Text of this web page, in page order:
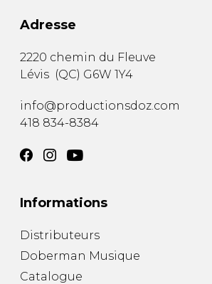
Adresse
2220 chemin du Fleuve
Lévis (QC) G6W 1Y4
info@productionsdoz.com
418 834-8384
Informations
Distributeurs
Doberman Musique
Catalogue